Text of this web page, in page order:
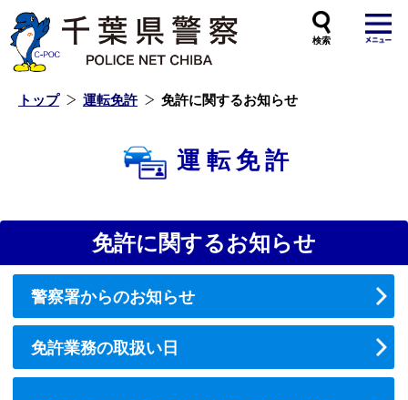
トップ 運転免許 免許に関するお知らせ
運転免許
免許に関するお知らせ
警察署からのお知らせ
免許業務の取扱い日